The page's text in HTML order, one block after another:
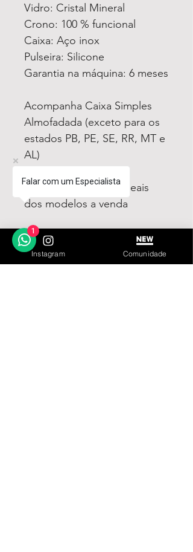
Vidro: Cristal Mineral
Crono: 100 % funcional
Caixa: Aço inox
Pulseira: Silicone
Garantia na máquina: 6 meses
Acompanha Caixa Simples
Almofadada (exceto para os
estados PB, PE, SE, RR, MT e
AL)
Fotos e vídeos 100% reais
dos modelos a venda
Tem medo de comprar e não
gostar? Fique tranquilo,
Instagram Comunidade
Falar com um Especialista
1